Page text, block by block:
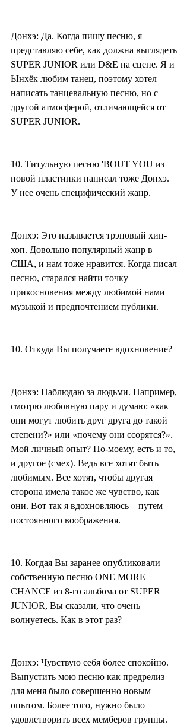
Донхэ: Да. Когда пишу песню, я
представляю себе, как должна выглядеть
SUPER JUNIOR или D&E на сцене. Я и
Ынхёк любим танец, поэтому хотел
написать танцевальную песню, но с
другой атмосферой, отличающейся от
SUPER JUNIOR.
10. Титульную песню 'BOUT YOU из
новой пластинки написал тоже Донхэ.
У нее очень специфический жанр.
Донхэ: Это называется трэповый хип-
хоп. Довольно популярный жанр в
США, и нам тоже нравится. Когда писал
песню, старался найти точку
прикосновения между любимой нами
музыкой и предпочтением публики.
10. Откуда Вы получаете вдохновение?
Донхэ: Наблюдаю за людьми. Например,
смотрю любовную пару и думаю: «как
они могут любить друг друга до такой
степени?» или «почему они ссорятся?».
Мой личный опыт? По-моему, есть и то,
и другое (смех). Ведь все хотят быть
любимым. Все хотят, чтобы другая
сторона имела такое же чувство, как
они. Вот так я вдохновляюсь – путем
постоянного воображения.
10. Когдая Вы заранее опубликовали
собственную песню ONE MORE
CHANCE из 8-го альбома от SUPER
JUNIOR, Вы сказали, что очень
волнуетесь. Как в этот раз?
Донхэ: Чувствую себя более спокойно.
Выпустить мою песню как предрелиз –
для меня было совершенно новым
опытом. Более того, нужно было
удовлетворить всех мемберов группы.